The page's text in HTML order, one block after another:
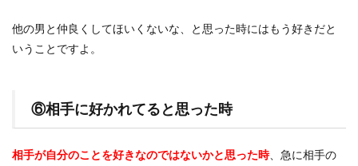
他の男と仲良くしてほいくないな、と思った時にはもう好きだと
いうことですよ。
⑥相手に好かれてると思った時
相手が自分のことを好きなのではないかと思った時、急に相手の